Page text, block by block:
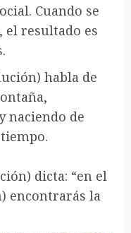
Cuando se
el resultado es
habla de
naciendo de
dicta: “en el
encontrarás la